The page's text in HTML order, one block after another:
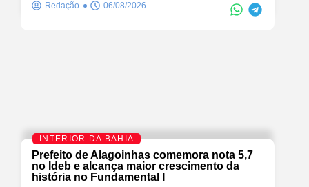
Redação 06/08/2026
INTERIOR DA BAHIA
Prefeito de Alagoinhas comemora nota 5,7
no Ideb e alcança maior crescimento da
história no Fundamental I